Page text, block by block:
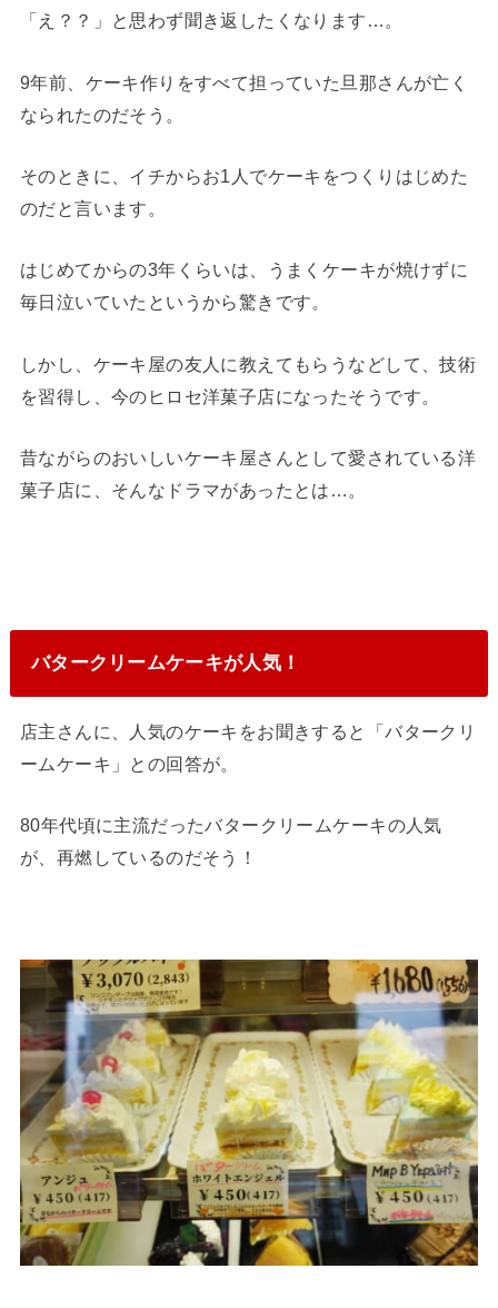
「え？？」と思わず聞き返したくなります…。
9年前、ケーキ作りをすべて担っていた旦那さんが亡く
なられたのだそう。
そのときに、イチからお1人でケーキをつくりはじめた
のだと言います。
はじめてからの3年くらいは、うまくケーキが焼けずに
毎日泣いていたというから驚きです。
しかし、ケーキ屋の友人に教えてもらうなどして、技術
を習得し、今のヒロセ洋菓子店になったそうです。
昔ながらのおいしいケーキ屋さんとして愛されている洋
菓子店に、そんなドラマがあったとは…。
バタークリームケーキが人気！
店主さんに、人気のケーキをお聞きすると「バタークリ
ームケーキ」との回答が。
80年代頃に主流だったバタークリームケーキの人気
が、再燃しているのだそう！